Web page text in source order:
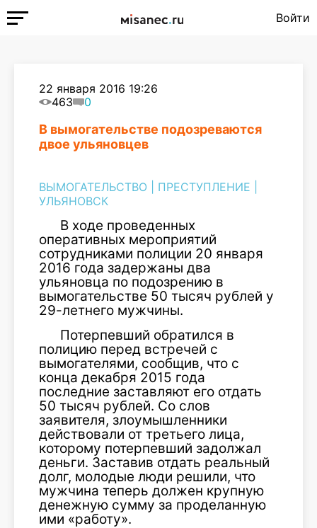
Войти
22 января 2016 19:26
463
0
В вымогательстве подозреваются
двое ульяновцев
ВЫМОГАТЕЛЬСТВО ПРЕСТУПЛЕНИЕ
УЛЬЯНОВСК
В ходе проведенных
оперативных мероприятий
сотрудниками полиции 20 января
2016 года задержаны два
ульяновца по подозрению в
вымогательстве 50 тысяч рублей у
29-летнего мужчины.
Потерпевший обратился в
полицию перед встречей с
вымогателями, сообщив, что с
конца декабря 2015 года
последние заставляют его отдать
50 тысяч рублей. Со слов
заявителя, злоумышленники
действовали от третьего лица,
которому потерпевший задолжал
деньги. Заставив отдать реальный
долг, молодые люди решили, что
мужчина теперь должен крупную
денежную сумму за проделанную
ими «работу».